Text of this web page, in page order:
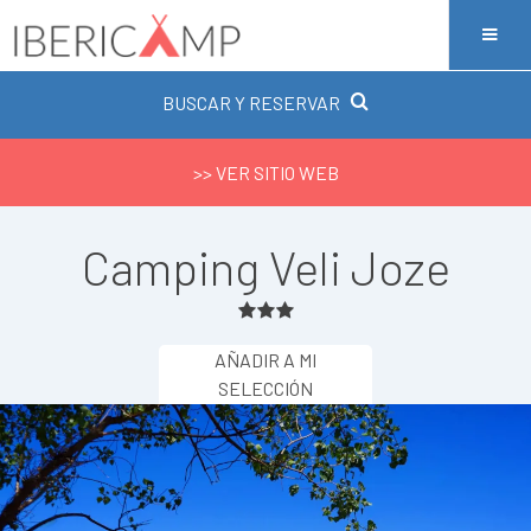
BUSCAR Y RESERVAR
>> VER SITIO WEB
Camping Veli Joze
AÑADIR A MI
SELECCIÓN